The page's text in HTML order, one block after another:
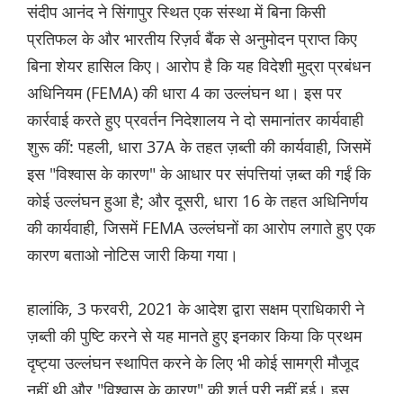
संदीप आनंद ने सिंगापुर स्थित एक संस्था में बिना किसी
प्रतिफल के और भारतीय रिज़र्व बैंक से अनुमोदन प्राप्त किए
बिना शेयर हासिल किए। आरोप है कि यह विदेशी मुद्रा प्रबंधन
अधिनियम (FEMA) की धारा 4 का उल्लंघन था। इस पर
कार्रवाई करते हुए प्रवर्तन निदेशालय ने दो समानांतर कार्यवाही
शुरू कीं: पहली, धारा 37A के तहत ज़ब्ती की कार्यवाही, जिसमें
इस "विश्वास के कारण" के आधार पर संपत्तियां ज़ब्त की गईं कि
कोई उल्लंघन हुआ है; और दूसरी, धारा 16 के तहत अधिनिर्णय
की कार्यवाही, जिसमें FEMA उल्लंघनों का आरोप लगाते हुए एक
कारण बताओ नोटिस जारी किया गया।
हालांकि, 3 फरवरी, 2021 के आदेश द्वारा सक्षम प्राधिकारी ने
ज़ब्ती की पुष्टि करने से यह मानते हुए इनकार किया कि प्रथम
दृष्ट्या उल्लंघन स्थापित करने के लिए भी कोई सामग्री मौजूद